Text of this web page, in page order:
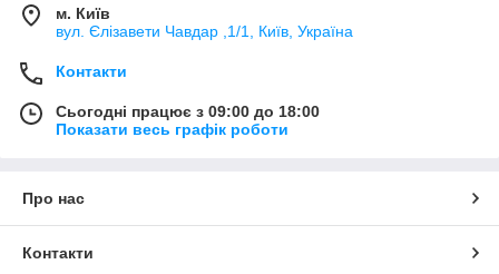
м. Київ
вул. Єлізавети Чавдар ,1/1, Київ, Україна
Контакти
Сьогодні працює з 09:00 до 18:00
Показати весь графік роботи
Про нас
Контакти